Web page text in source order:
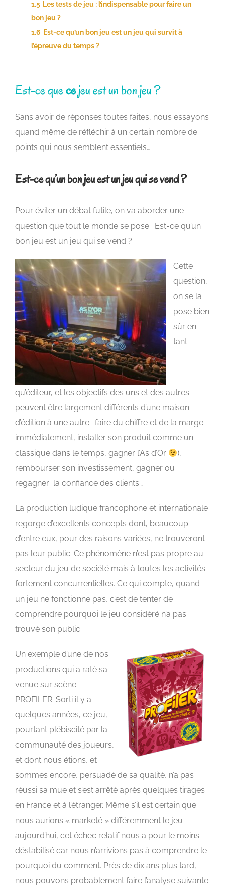
1.5 Les tests de jeu : l’indispensable pour faire un
bon jeu ?
1.6 Est-ce qu’un bon jeu est un jeu qui survit à
l’épreuve du temps ?
Est-ce quecejeu est un bon jeu ?
Sans avoir de réponses toutes faites, nous essayons
quand même de réfléchir à un certain nombre de
points qui nous semblent essentiels…
Est-ce qu’un bon jeu est un jeu qui se vend ?
Pour éviter un débat futile, on va aborder une
question que tout le monde se pose : Est-ce qu’un
bon jeu est un jeu qui se vend ?
Cette
question,
on se la
pose bien
sûr en
tant
qu’éditeur, et les objectifs des uns et des autres
peuvent être largement différents d’une maison
d’édition à une autre : faire du chiffre et de la marge
immédiatement, installer son produit comme un
classique dans le temps, gagner l’As d’Or
),
rembourser son investissement, gagner ou
regagner la confiance des clients…
La production ludique francophone et internationale
regorge d’excellents concepts dont, beaucoup
d’entre eux, pour des raisons variées, ne trouveront
pas leur public. Ce phénomène n’est pas propre au
secteur du jeu de société mais à toutes les activités
fortement concurrentielles. Ce qui compte, quand
un jeu ne fonctionne pas, c’est de tenter de
comprendre pourquoi le jeu considéré n’a pas
trouvé son public.
Un exemple d’une de nos
productions qui a raté sa
venue sur scène :
PROFILER. Sorti il y a
quelques années, ce jeu,
pourtant plébiscité par la
communauté des joueurs,
et dont nous étions, et
sommes encore, persuadé de sa qualité, n’a pas
réussi sa mue et s’est arrêté après quelques tirages
en France et à l’étranger. Même s’il est certain que
nous aurions « marketé » différemment le jeu
aujourd’hui, cet échec relatif nous a pour le moins
déstabilisé car nous n’arrivions pas à comprendre le
pourquoi du comment. Près de dix ans plus tard,
nous pouvons probablement faire l’analyse suivante